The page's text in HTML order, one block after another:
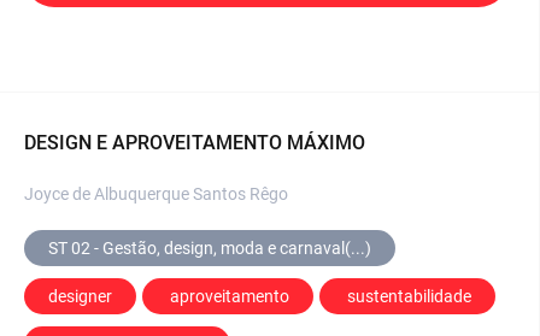
DESIGN E APROVEITAMENTO MÁXIMO
Joyce de Albuquerque Santos Rêgo
ST 02 - Gestão, design, moda e carnaval(...)
designer aproveitamento sustentabilidade